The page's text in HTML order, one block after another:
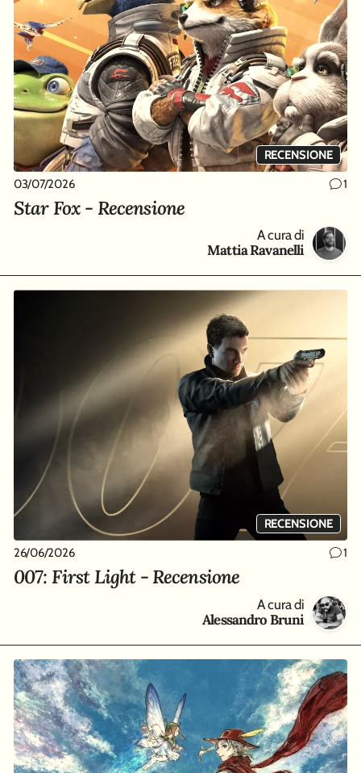
RECENSIONE
03/07/2026 1
Star Fox - Recensione
A cura di
Mattia Ravanelli
RECENSIONE
26/06/2026 1
007: First Light - Recensione
A cura di
Alessandro Bruni